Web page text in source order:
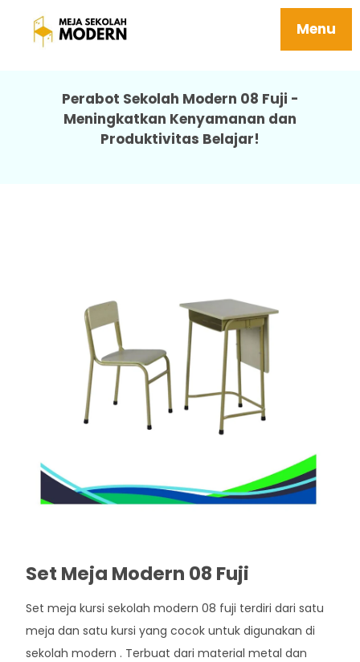
Menu
Meja Kursi Sekolah Besi Tahan Karat
Tersedia Ukuran Sd Smp Sma 08 Fuji
Perabot Sekolah Modern 08 Fuji -
Meningkatkan Kenyamanan dan
Produktivitas Belajar!
Set Meja Modern 08 Fuji
Set meja kursi sekolah modern 08 fuji terdiri dari satu
meja dan satu kursi yang cocok untuk digunakan di
sekolah modern . Terbuat dari material metal dan